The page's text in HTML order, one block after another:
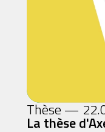
Thèse —
La thèse